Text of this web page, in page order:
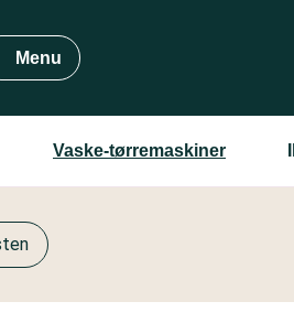
Menu
Vaske-tørremaskiner